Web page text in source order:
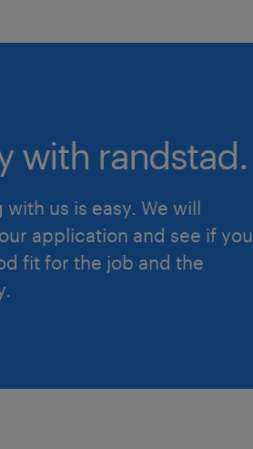
with randstad.
us is easy. We will
application and see if you
fit for the job and the